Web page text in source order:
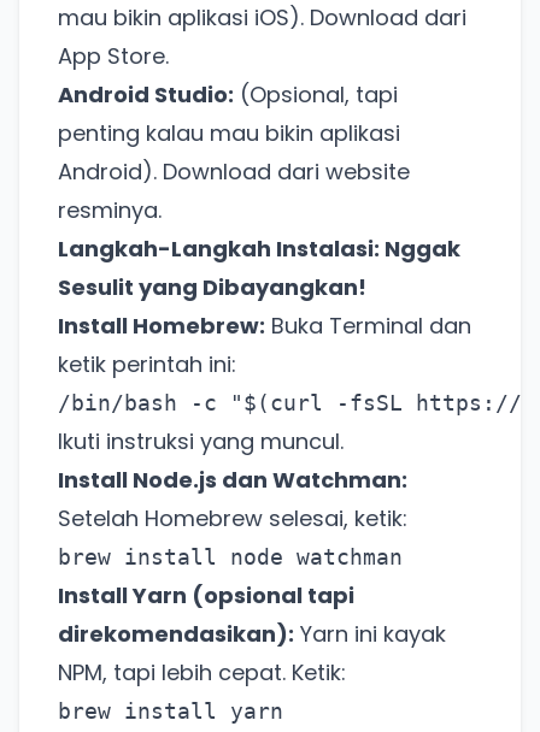
mau bikin aplikasi iOS). Download dari
App Store.
Android Studio: (Opsional, tapi
penting kalau mau bikin aplikasi
Android). Download dari website
resminya.
Langkah-Langkah Instalasi: Nggak
Sesulit yang Dibayangkan!
Install Homebrew: Buka Terminal dan
ketik perintah ini:
/bin/bash -c "$(curl -fsSL https://
Ikuti instruksi yang muncul.
Install Node.js dan Watchman:
Setelah Homebrew selesai, ketik:
brew install node watchman
Install Yarn (opsional tapi
direkomendasikan): Yarn ini kayak
NPM, tapi lebih cepat. Ketik:
brew install yarn